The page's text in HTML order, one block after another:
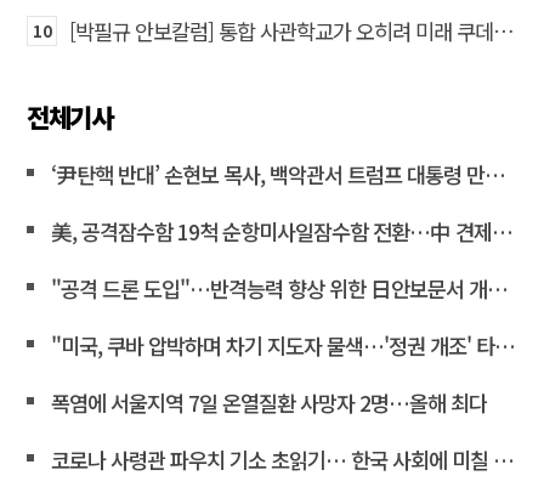
10 [박필규 안보칼럼] 통합 사관학교가 오히려 미래 쿠데타의 통로가 되는 이유
전체기사
‘尹탄핵 반대’ 손현보 목사, 백악관서 트럼프 대통령 만났다
美, 공격잠수함 19척 순항미사일잠수함 전환…中 견제 강화
"공격 드론 도입"…반격능력 향상 위한 日안보문서 개정 윤곽
"미국, 쿠바 압박하며 차기 지도자 물색…'정권 개조' 타진"
폭염에 서울지역 7일 온열질환 사망자 2명…올해 최다
코로나 사령관 파우치 기소 초읽기… 한국 사회에 미칠 파장은